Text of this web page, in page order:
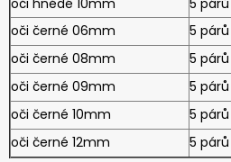
oči černé 06mm
5 párů
oči černé 08mm
5 párů
oči černé 09mm
5 párů
oči černé 10mm
5 párů
oči černé 12mm
5 párů